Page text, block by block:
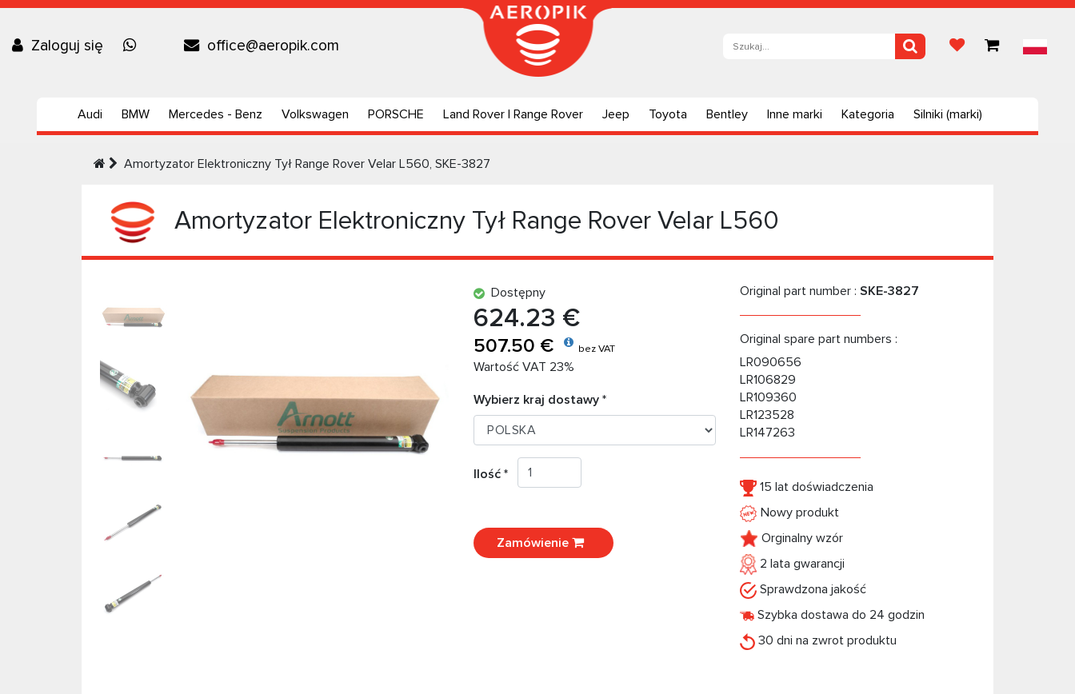
Zaloguj się office@aeropik.com
Audi BMW Mercedes - Benz Volkswagen PORSCHE Land Rover | Range Rover Jeep Toyota Bentley Inne marki Kategoria Silniki (marki)
Amortyzator Elektroniczny Tył Range Rover Velar L560, SKE-3827
Amortyzator Elektroniczny Tył Range Rover Velar L560
Dostępny
624.23 €
507.50 € bez VAT
Wartość VAT 23%
Wybierz kraj dostawy *
Ilość *
Zamówienie
Original part number : SKE-3827
Original spare part numbers :
LR090656
LR106829
LR109360
LR123528
LR147263
15 lat doświadczenia
Nowy produkt
Orginalny wzór
2 lata gwarancji
Sprawdzona jakość
Szybka dostawa do 24 godzin
30 dni na zwrot produktu